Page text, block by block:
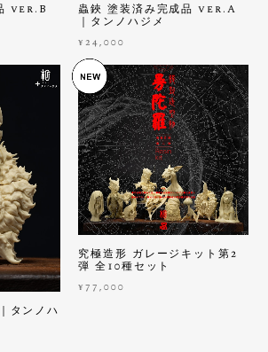
ver.B 蟲鋏 塗装済み完成品 ver.A
｜タンノハジメ
¥24,000
タンノハ
究極造形 ガレージキット第2
弾 全10種セット
¥77,000